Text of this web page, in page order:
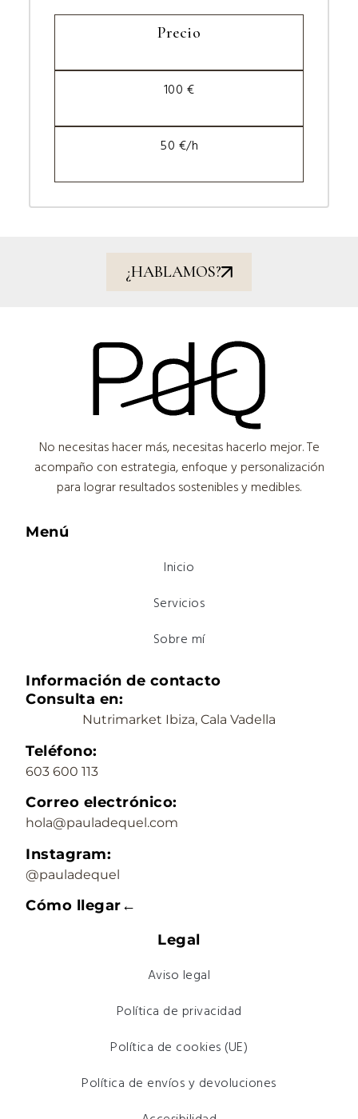
Precio
100 €
50 €/h
¿HABLAMOS?​
No necesitas hacer más, necesitas hacerlo mejor. Te
acompaño con estrategia, enfoque y personalización
para lograr resultados sostenibles y medibles.
Menú
Inicio
Servicios
Sobre mí
Información de contacto
Consulta en:
Nutrimarket Ibiza, Cala Vadella
Teléfono:
603 600 113
Correo electrónico:
hola@pauladequel.com
Instagram:
@pauladequel
Cómo llegar←
Legal
Aviso legal
Política de privacidad
Política de cookies (UE)
Política de envíos y devoluciones